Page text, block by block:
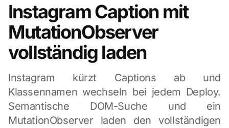
Instagram Caption mit
MutationObserver
vollständig laden
Instagram kürzt Captions ab und
Klassennamen wechseln bei jedem Deploy.
Semantische DOM-Suche und ein
MutationObserver laden den vollständigen